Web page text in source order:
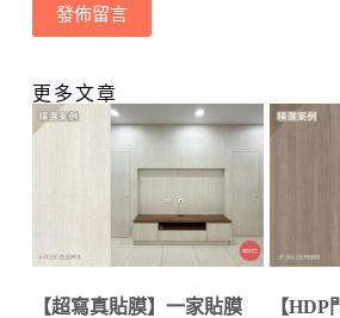
發佈留言
更多文章
【超寫真貼膜】一家貼膜
【